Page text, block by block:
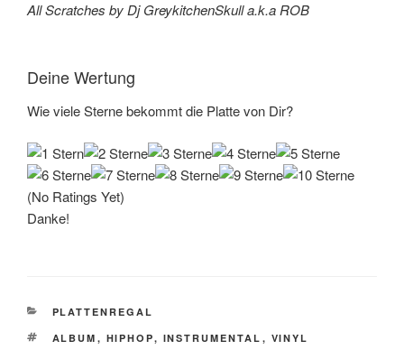
All Scratches by Dj GreykitchenSkull a.k.a ROB
Deine Wertung
Wie viele Sterne bekommt die Platte von Dir?
(No Ratings Yet)
Danke!
KATEGORIEN
PLATTENREGAL
SCHLAGWÖRTER
ALBUM , HIPHOP, INSTRUMENTAL , VINYL